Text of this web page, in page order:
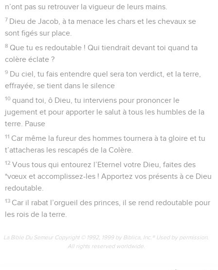
n’ont pas su retrouver la vigueur de leurs mains.
7 Dieu de Jacob, à ta menace les chars et les chevaux se
sont figés sur place.
8 Que tu es redoutable ! Qui tiendrait devant toi quand ta
colère éclate ?
9 Du ciel, tu fais entendre quel sera ton verdict, et la terre,
effrayée, se tient dans le silence
10 quand toi, ô Dieu, tu interviens pour prononcer le
jugement et pour apporter le salut à tous les humbles de la
terre. Pause
11 Car même la fureur des hommes tournera à ta gloire et tu
t’attacheras les rescapés de la Colère.
12 Vous tous qui entourez l’Eternel votre Dieu, faites des
*vœux et accomplissez-les ! Apportez vos présents à ce Dieu
redoutable.
13 Car il rabat l’orgueil des princes, il se rend redoutable pour
les rois de la terre.
La Bible Du Semeur Copyright © 1992, 1999 by Biblica, Inc.® Used by permission.
All rights reserved worldwide.